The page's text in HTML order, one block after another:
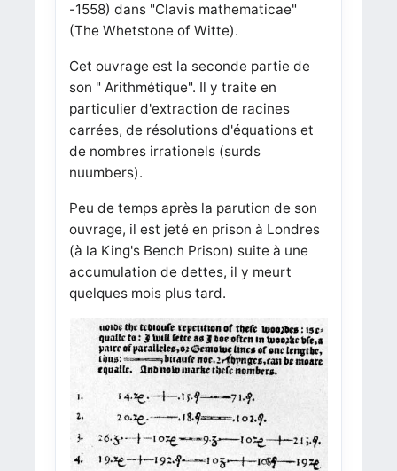
-1558) dans "Clavis mathematicae"
(The Whetstone of Witte).
Cet ouvrage est la seconde partie de
son " Arithmétique". Il y traite en
particulier d'extraction de racines
carrées, de résolutions d'équations et
de nombres irrationels (surds
nuumbers).
Peu de temps après la parution de son
ouvrage, il est jeté en prison à Londres
(à la King's Bench Prison) suite à une
accumulation de dettes, il y meurt
quelques mois plus tard.